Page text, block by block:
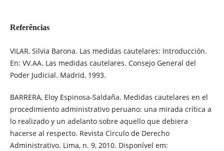
Referências
VILAR, Silvia Barona. Las medidas cautelares: Introducción.
En: VV.AA. Las medidas cautelares. Consejo General del
Poder Judicial. Madrid, 1993.
BARRERA, Eloy Espinosa-Saldaña. Medidas cautelares en el
procedimiento administrativo peruano: una mirada crítica a
lo realizado y un adelanto sobre aquello que debiera
hacerse al respecto. Revista Circulo de Derecho
Administrativo. Lima, n. 9, 2010. Disponível em: